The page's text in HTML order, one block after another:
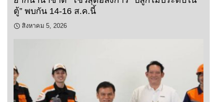
ตู้” พบกัน 14-16 ส.ค.นี้
สิงหาคม 5, 2026